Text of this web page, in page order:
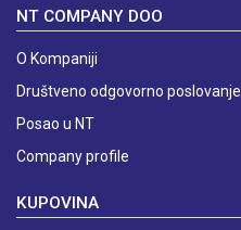
NT COMPANY DOO
O Kompaniji
Društveno odgovorno poslovanje
Posao u NT
Company profile
KUPOVINA